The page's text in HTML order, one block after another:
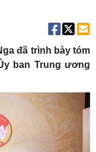
đã trình bày tóm
ban Trung ương